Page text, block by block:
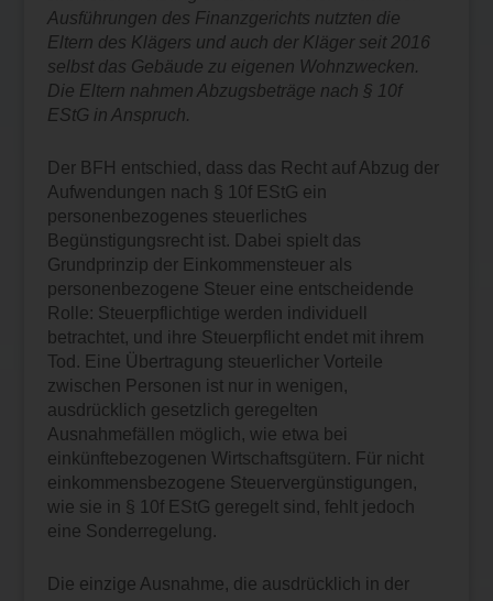
Ausführungen des Finanzgerichts nutzten die
Eltern des Klägers und auch der Kläger seit 2016
selbst das Gebäude zu eigenen Wohnzwecken.
Die Eltern nahmen Abzugsbeträge nach § 10f
EStG in Anspruch.
Der BFH entschied, dass das Recht auf Abzug der
Aufwendungen nach § 10f EStG ein
personenbezogenes steuerliches
Begünstigungsrecht ist. Dabei spielt das
Grundprinzip der Einkommensteuer als
personenbezogene Steuer eine entscheidende
Rolle: Steuerpflichtige werden individuell
betrachtet, und ihre Steuerpflicht endet mit ihrem
Tod. Eine Übertragung steuerlicher Vorteile
zwischen Personen ist nur in wenigen,
ausdrücklich gesetzlich geregelten
Ausnahmefällen möglich, wie etwa bei
einkünftebezogenen Wirtschaftsgütern. Für nicht
einkommensbezogene Steuervergünstigungen,
wie sie in § 10f EStG geregelt sind, fehlt jedoch
eine Sonderregelung.
Die einzige Ausnahme, die ausdrücklich in der